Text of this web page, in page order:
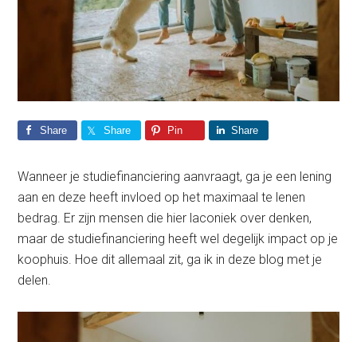
Share Share Pin Share
Wanneer je studiefinanciering aanvraagt, ga je een lening
aan en deze heeft invloed op het maximaal te lenen
bedrag. Er zijn mensen die hier laconiek over denken,
maar de studiefinanciering heeft wel degelijk impact op je
koophuis. Hoe dit allemaal zit, ga ik in deze blog met je
delen.